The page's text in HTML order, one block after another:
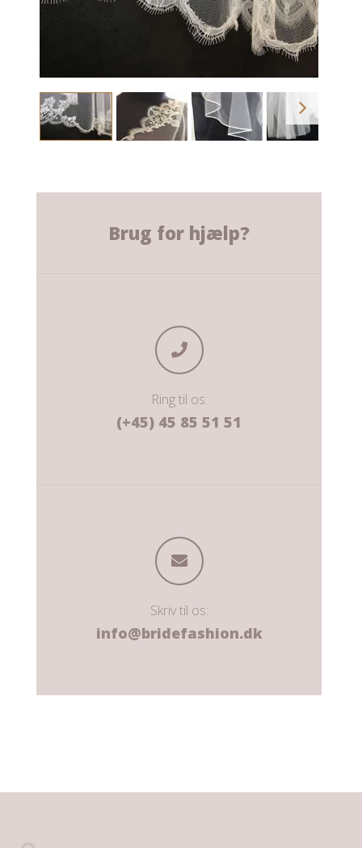
Brug for hjælp?
Ring til os:
(+45) 45 85 51 51
Skriv til os:
info@bridefashion.dk